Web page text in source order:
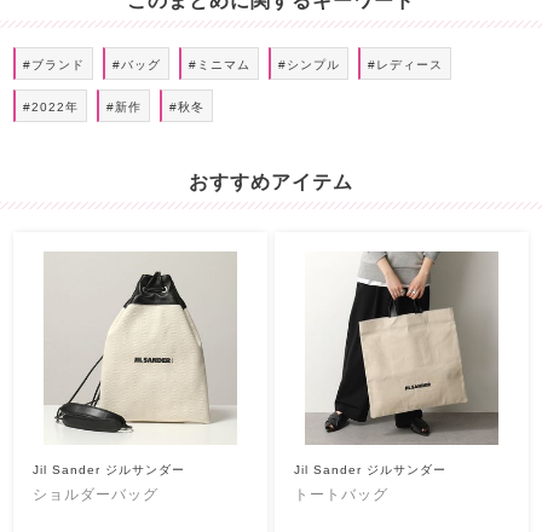
#ブランド #バッグ #ミニマム #シンプル #レディース
#2022年 #新作 #秋冬
おすすめアイテム
Jil Sander ジルサンダー
ショルダーバッグ
Jil Sander ジルサンダー
トートバッグ